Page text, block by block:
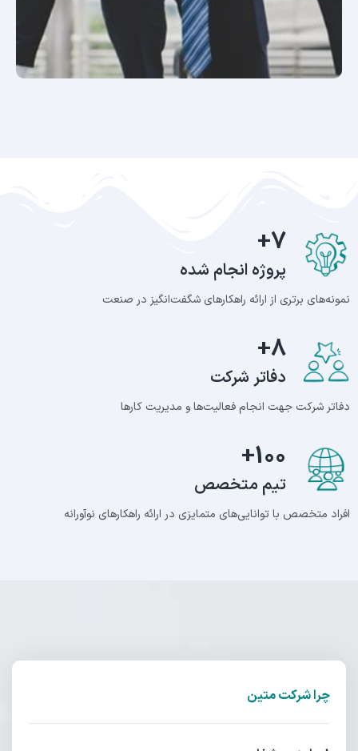
7
+
پروژه انجام شده
نمونه‌های برتری از ارائه راهکارهای شگفت‌انگیز در صنعت
8
+
دفاتر شرکت
دفاتر شرکت جهت انجام فعالیت‌ها و مدیریت کارها
100
+
تیم متخصص
افراد متخصص با توانایی‌های متمایزی در ارائه راهکارهای نوآورانه
چرا شرکت متین